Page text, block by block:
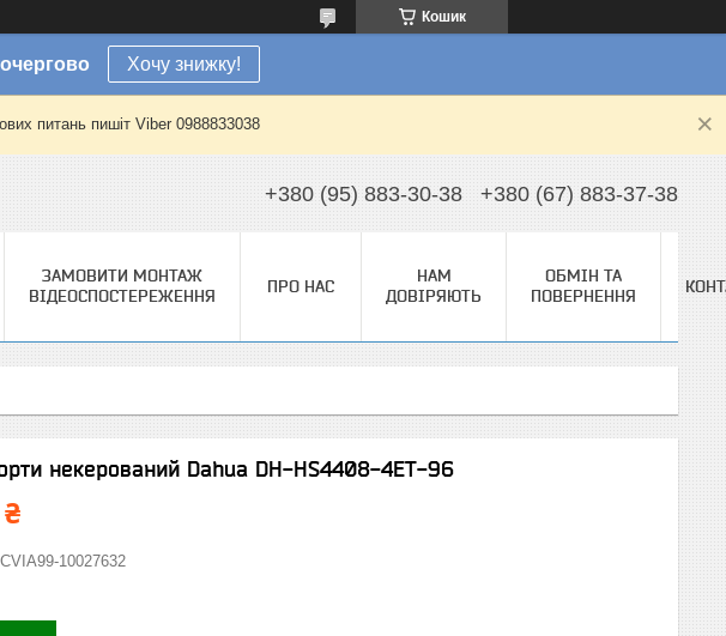
Кошик
Хочу знижку!
питань пишіт Viber 0988833038
+380 (95) 883-30-38 +380 (67) 883-37-38
ЗАМОВИТИ МОНТАЖ
ВІДЕОСПОСТЕРЕЖЕННЯ
ПРО НАС
НАМ
ДОВІРЯЮТЬ
ОБМІН ТА
ПОВЕРНЕННЯ
некерований Dahua DH-HS4408-4ET-96
10027632